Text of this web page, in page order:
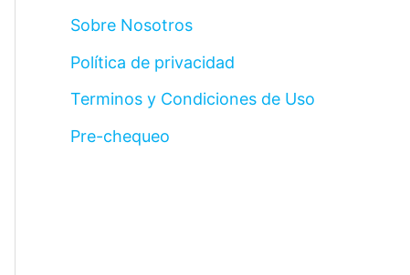
Sobre Nosotros
Política de privacidad
Terminos y Condiciones de Uso
Pre-chequeo